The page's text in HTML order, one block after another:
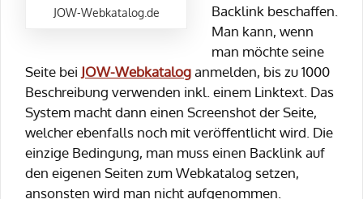
JOW-Webkatalog.de
Backlink beschaffen.
Man kann, wenn
man möchte seine
Seite bei JOW-Webkataloganmelden, bis zu 1000
Beschreibung verwenden inkl. einem Linktext. Das
System macht dann einen Screenshot der Seite,
welcher ebenfalls noch mit veröffentlicht wird. Die
einzige Bedingung, man muss einen Backlink auf
den eigenen Seiten zum Webkatalog setzen,
ansonsten wird man nicht aufgenommen.